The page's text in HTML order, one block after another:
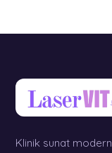
Klinik sunat modern